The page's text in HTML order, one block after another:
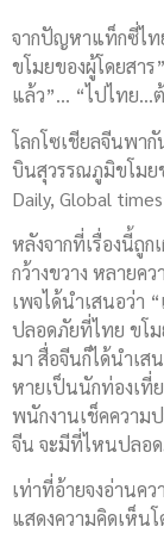
จากปัญหาแท็กซี่ไท
ขโมยของผู้โดยสา
แล้ว”… “ไปไทย…ต้
โลกโซเชียลจีนพา
บินสุวรรณภูมิขโมย
Daily, Global
หลังจากที่เรื่องนี้ถู
กว้างขวาง หลายค
เพจได้นำเสนอว่า
ปลอดภัยที่ไทย ขโม
มา สื่อจีนก็ได้นำเส
หายเป็นนักท่องเที่
พนักงานเช็คความ
จีน จะมีที่ไหนปลอด
เท่าที่อ้ายจงอ่านค
แสดงความคิดเห็น